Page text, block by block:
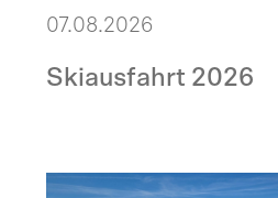
07.08.2026
Skiausfahrt 2026